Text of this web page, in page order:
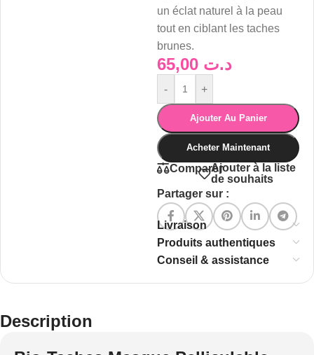
un éclat naturel à la peau
tout en ciblant les taches
brunes.
د.ت
- +
Ajouter Au Panier
Acheter Maintenant
ComparerAjouter à la liste
de souhaits
Partager sur :
Livraison
Produits authentiques
Conseil & assistance
Description